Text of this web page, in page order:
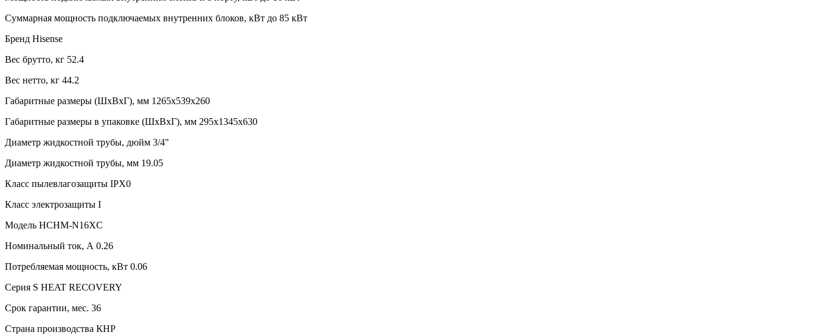
Суммарная мощность подключаемых внутренних блоков, кВт до 85 кВт
Бренд Hisense
Вес брутто, кг 52.4
Вес нетто, кг 44.2
Габаритные размеры (ШxВxГ), мм 1265x539x260
Габаритные размеры в упаковке (ШxВxГ), мм 295x1345x630
Диаметр жидкостной трубы, дюйм 3/4"
Диаметр жидкостной трубы, мм 19.05
Класс пылевлагозащиты IPX0
Класс электрозащиты I
Модель HCHM-N16XC
Номинальный ток, А 0.26
Потребляемая мощность, кВт 0.06
Серия S HEAT RECOVERY
Срок гарантии, мес. 36
Страна производства КНР